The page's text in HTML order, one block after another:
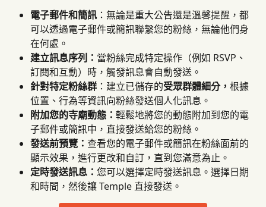
電子郵件和簡訊 ：無論是重大公告還是溫馨提醒，都
可以透過電子郵件或簡訊聯繫您的粉絲，無論他們身
在何處。
建立訊息序列： 當粉絲完成特定操作（例如 RSVP、
訂閱和互動）時，觸發訊息會自動發送。
針對特定粉絲群 ：建立已儲存的受眾群體細分， 根據
位置、行為等資訊向粉絲發送個人化訊息。
附加您的寺廟動態： 輕鬆地將您的動態附加到您的電
子郵件或簡訊中，直接發送給您的粉絲。
發送前預覽： 查看您的電子郵件或簡訊在粉絲面前的
顯示效果，進行更改和自訂，直到您滿意為止。
定時發送訊息： 您可以選擇定時發送訊息。選擇日期
和時間，然後讓 Temple 直接發送。